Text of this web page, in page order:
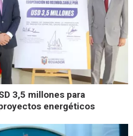
3,5 millones para
energéticos